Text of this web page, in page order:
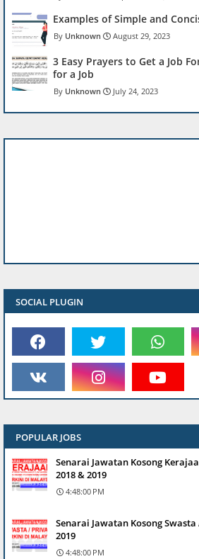
Examples of Simple and
Unknown August 29, 2023
3 Easy Prayers to Get a Job
for a Job
Unknown July 24, 2023
SOCIAL PLUGIN
POPULAR JOBS
Senarai Jawatan Kosong
2018 & 2019
4:48:00 PM
Senarai Jawatan Kosong
2019
4:48:00 PM